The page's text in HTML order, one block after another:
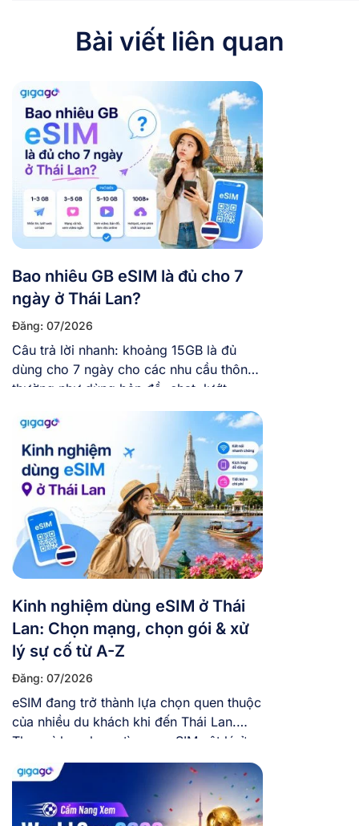
Bài viết liên quan
Bao nhiêu GB eSIM là đủ cho 7
ngày ở Thái Lan?
Đăng: 07/2026
Câu trả lời nhanh: khoảng 15GB là đủ
dùng cho 7 ngày cho các nhu cầu thông
thường như dùng bản đồ, chat, lướt
mạng xã hội, chụp ảnh đăng story vừa
phải. Còn nếu bạn vừa đi vừa làm việc
online, hay thường xuyên gọi video và
xem phim trực tuyến, thì nên chọn […]
Kinh nghiệm dùng eSIM ở Thái
Lan: Chọn mạng, chọn gói & xử
lý sự cố từ A-Z
Đăng: 07/2026
eSIM đang trở thành lựa chọn quen thuộc
của nhiều du khách khi đến Thái Lan.
Thay vì loay hoay tìm mua SIM vật lý ở
sân bay, việc chủ động mua eSIM trực
tuyến và cài eSIM sẵn trong máy trước
khi bay giúp bạn tiết kiệm thời gian và có
mạng ngay khi […]